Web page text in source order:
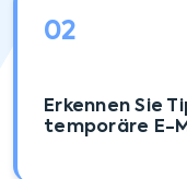
02
Erkennen Sie
temporäre E-